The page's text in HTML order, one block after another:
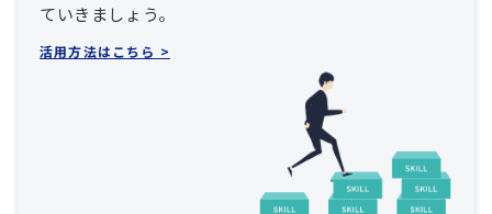
ていきましょう。
活用方法はこちら >